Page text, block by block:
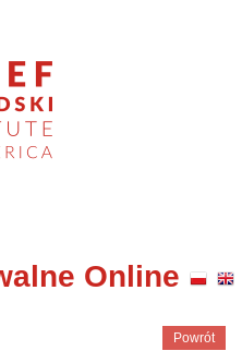
Online
Powrót